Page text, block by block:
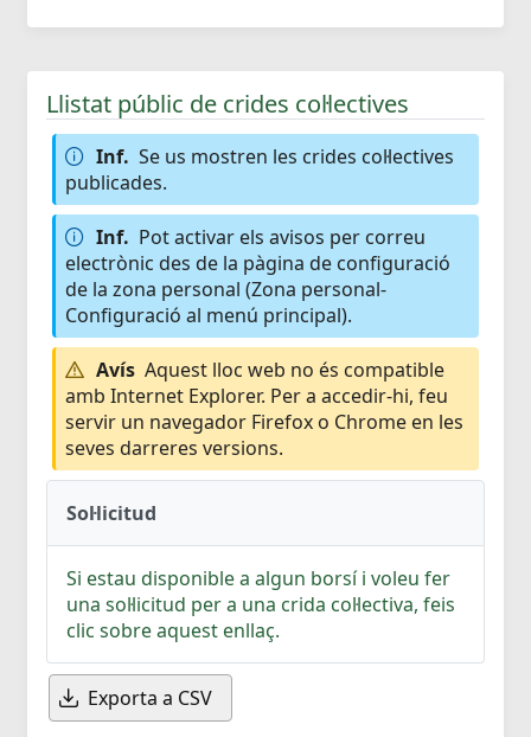
Llistat públic de crides col·lectives
Inf. Se us mostren les crides col·lectives
publicades.
Inf. Pot activar els avisos per correu
electrònic des de la pàgina de configuració
de la zona personal (Zona personal-
Configuració al menú principal).
Avís Aquest lloc web no és compatible
amb Internet Explorer. Per a accedir-hi, feu
servir un navegador Firefox o Chrome en les
seves darreres versions.
Sol·licitud
Si estau disponible a algun borsí i voleu fer
una sol·licitud per a una crida col·lectiva, feis
clic sobre aquest enllaç.
Exporta a CSV